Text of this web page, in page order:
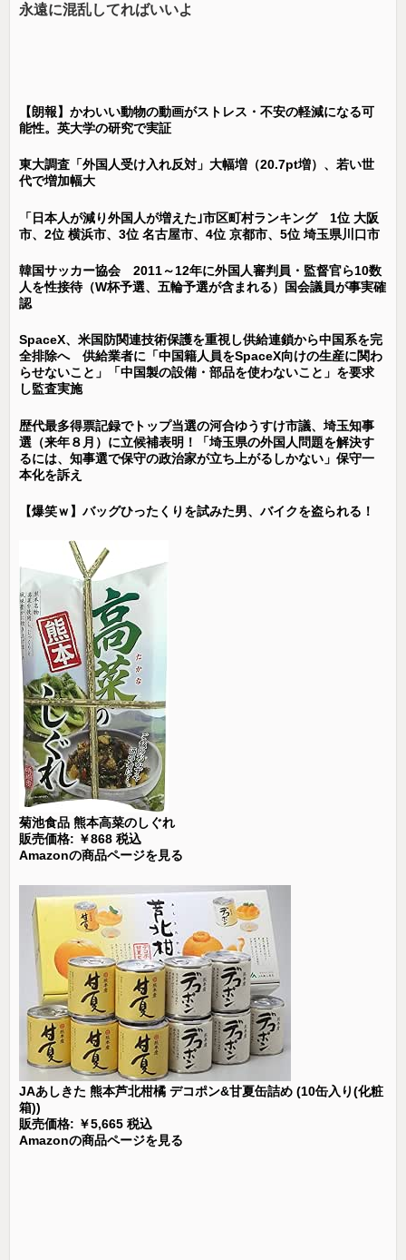
永遠に混乱してればいいよ
【朗報】かわいい動物の動画がストレス・不安の軽減になる可
能性。英大学の研究で実証
東大調査「外国人受け入れ反対」大幅増（20.7pt増）、若い世
代で増加幅大
「日本人が減り外国人が増えた｣市区町村ランキング 1位 大阪
市、2位 横浜市、3位 名古屋市、4位 京都市、5位 埼玉県川口市
韓国サッカー協会 2011～12年に外国人審判員・監督官ら10数
人を性接待（W杯予選、五輪予選が含まれる）国会議員が事実確
認
SpaceX、米国防関連技術保護を重視し供給連鎖から中国系を完
全排除へ 供給業者に「中国籍人員をSpaceX向けの生産に関わ
らせないこと」「中国製の設備・部品を使わないこと」を要求
し監査実施
歴代最多得票記録でトップ当選の河合ゆうすけ市議、埼玉知事
選（来年８月）に立候補表明！「埼玉県の外国人問題を解決す
るには、知事選で保守の政治家が立ち上がるしかない」保守一
本化を訴え
【爆笑ｗ】バッグひったくりを試みた男、バイクを盗られる！
菊池食品 熊本高菜のしぐれ
販売価格: ￥868 税込
Amazonの商品ページを見る
JAあしきた 熊本芦北柑橘 デコポン&甘夏缶詰め (10缶入り(化粧
箱))
販売価格: ￥5,665 税込
Amazonの商品ページを見る